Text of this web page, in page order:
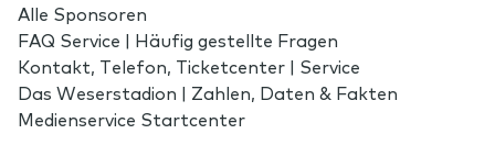
Alle Sponsoren
FAQ Service | Häufig gestellte Fragen
Kontakt, Telefon, Ticketcenter | Service
Das Weserstadion | Zahlen, Daten & Fakten
Medienservice Startcenter